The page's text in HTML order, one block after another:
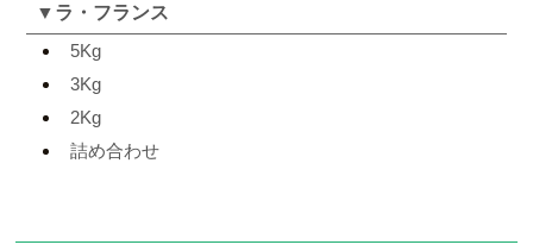
▼ ラ・フランス
5Kg
3Kg
2Kg
詰め合わせ